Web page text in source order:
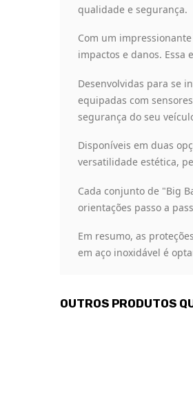
qualidade e segurança.
Com um
impactos e danos. Essa
Desenvolvidas para se
equipadas com
segurança do seu
Disponíveis em duas
versatilidade estética,
Cada conjunto de "Big
orientações passo a
Em resumo, as
em aço inoxidável é
OUTROS PRODUTOS